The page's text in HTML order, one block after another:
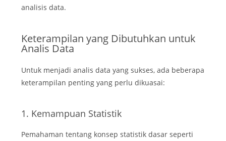
analisis data.
Keterampilan yang Dibutuhkan untuk
Analis Data
Untuk menjadi analis data yang sukses, ada beberapa
keterampilan penting yang perlu dikuasai:
1. Kemampuan Statistik
Pemahaman tentang konsep statistik dasar seperti